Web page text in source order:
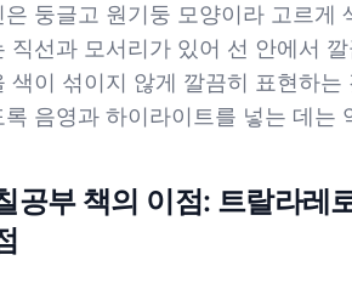
은 둥글고 원기둥 모양이라 고르게
직선과 모서리가 있어 선 안에서
색이 섞이지 않게 깔끔히 표현하
록 음영과 하이라이트를 넣는 데는
공부 책의 이점: 트랄라레